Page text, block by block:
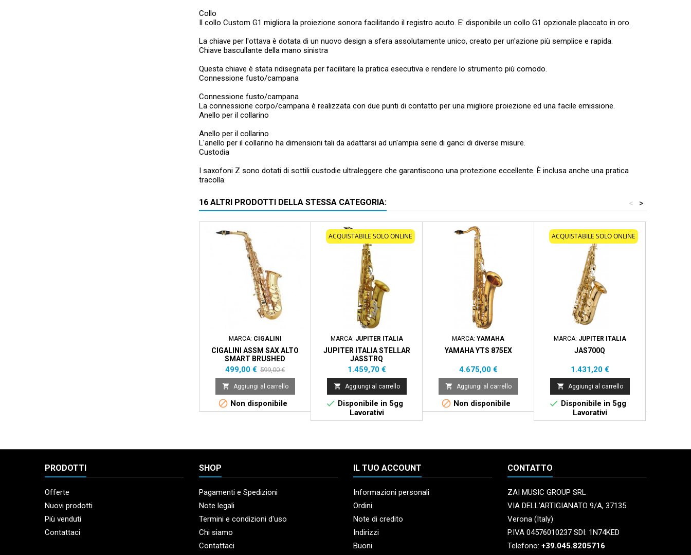
Collo
Il collo Custom G1 migliora la proiezione sonora facilitando il registro acuto. E' disponibile un collo G1 opzionale placcato in oro.
La chiave per l'ottava è dotata di un nuovo design a sfera assolutamente unico, creato per un'azione più semplice e rapida.
Chiave bascullante della mano sinistra
Questa chiave è stata ridisegnata per facilitare la pratica esecutiva e rendere lo strumento più comodo.
Connessione fusto/campana
Connessione fusto/campana
La connessione corpo/campana è realizzata con due punti di contatto per una migliore proiezione ed una facile emissione.
Anello per il collarino
Anello per il collarino
L'anello per il collarino ha dimensioni tali da adattarsi ad un'ampia serie di ganci di diverse misure.
Custodia
I saxofoni Z sono dotati di sottili custodie ultraleggere che garantiscono una protezione eccellente. È inclusa anche una pratica
tracolla.
16 ALTRI PRODOTTI DELLA STESSA CATEGORIA: >
<
Prezzo scontato
MARCA: CIGALINI
CIGALINI ASSM SAX ALTO
SMART BRUSHED
Prezzo
499,00 € Prezzo
base
599,00 €
 Aggiungi al carrello
 Non disponibile
ACQUISTABILE SOLO ONLINE
MARCA: JUPITER ITALIA
JUPITER ITALIA STELLAR
JASSTRQ
Prezzo
1.459,70 €
 Aggiungi al carrello
 Disponibile in 5gg
Lavorativi
MARCA: YAMAHA
YAMAHA YTS 875EX
Prezzo
4.675,00 €
 Aggiungi al carrello
 Non disponibile
ACQUISTABILE SOLO ONLINE
MARCA: JUPITER ITALIA
JAS700Q
Prezzo
1.431,20 €
 Aggiungi al carrello
 Disponibile in 5gg
Lavorativi
PRODOTTI
Offerte
Nuovi prodotti
Più venduti
Contattaci
SHOP
Pagamenti e Spedizioni
Note legali
Termini e condizioni d'uso
Chi siamo
Contattaci
IL TUO ACCOUNT
Informazioni personali
Ordini
Note di credito
Indirizzi
Buoni
CONTATTO
ZAI MUSIC GROUP SRL
VIA DELL’ARTIGIANATO 9/A, 37135
Verona (Italy)
P.IVA 04576010237 SDI: 1N74KED
Telefono: +39.045.8205716